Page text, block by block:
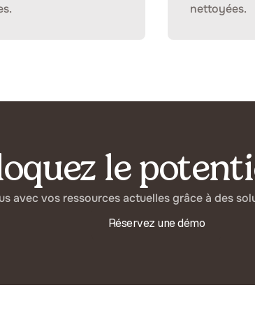
nettoyées.
le
avec vos ressources actuelles grâce à des
Réservez une démo